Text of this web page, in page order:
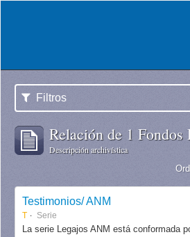
Filtros
Relación de 1 Fondos
Descripción archivística
Testimonios/ ANM
T Serie
La serie Legajos ANM está conformada